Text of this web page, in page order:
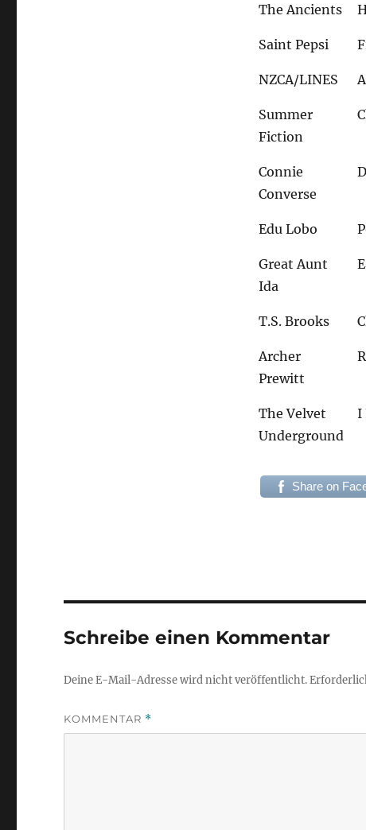
The Ancients
Saint Pepsi
NZCA/LINES
Summer
Fiction
Connie
Converse
Edu Lobo
Great Aunt
Ida
T.S. Brooks
Archer
Prewitt
The Velvet
Underground
I
Share on
Schreibe einen Kommentar
Deine E-Mail-Adresse wird nicht veröffentlicht.
KOMMENTAR *